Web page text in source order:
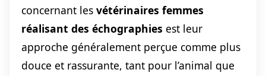
concernant les vétérinaires femmes
réalisant des échographies est leur
approche généralement perçue comme plus
douce et rassurante, tant pour l’animal que